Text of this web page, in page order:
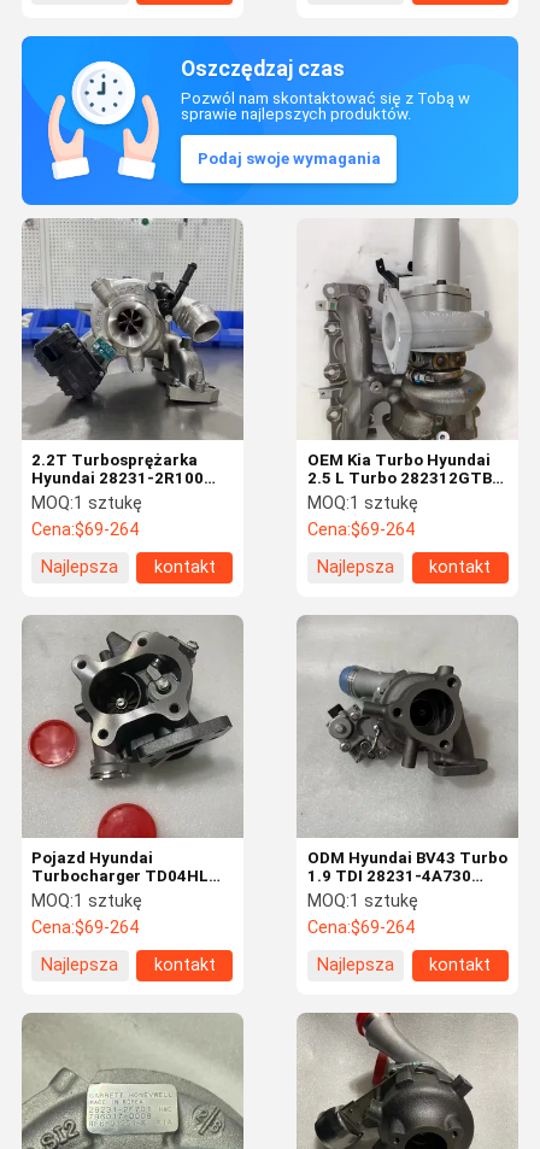
Oszczędzaj czas
Pozwól nam skontaktować się z Tobą w
sprawie najlepszych produktów.
Podaj swoje wymagania
OEM Kia Turbo Hyundai
2.5 L Turbo 282312GTB1
TD04L6-13WDT-10.0T
50124-01020
MOQ:1 sztukę
Cena:$69-264
Najlepsza
kontakt
2.2T Turbosprężarka
Hyundai 28231-2R100
53039700785
53039880785
Konserwacja silnika
MOQ:1 sztukę
Cena:$69-264
Najlepsza
kontakt
ODM Hyundai BV43 Turbo
1.9 TDI 28231-4A730
823665-5009S
MOQ:1 sztukę
Cena:$69-264
Najlepsza
kontakt
Pojazd Hyundai
Turbocharger TD04HL
28210-48000 Części
zamienne silnika
MOQ:1 sztukę
Cena:$69-264
Najlepsza
kontakt